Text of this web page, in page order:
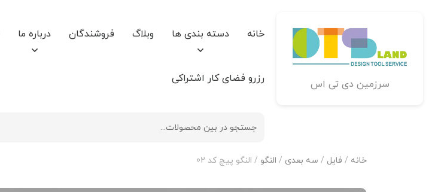
سرزمین دی تی اس
خانه دسته بندی ها وبلاگ فروشندگان درباره ما
رزرو فضای کار اشتراکی
خانه / فایل / سه بعدی / النگو / النگو پیچ کد 02